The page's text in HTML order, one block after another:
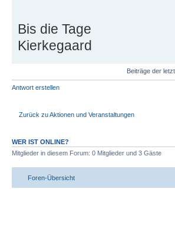
Bis die Tage
Kierkegaard
Beiträge der
Antwort erstellen
Zurück zu Aktionen und Veranstaltungen
WER IST ONLINE?
Mitglieder in diesem Forum: 0 Mitglieder und 3 Gäste
Foren-Übersicht